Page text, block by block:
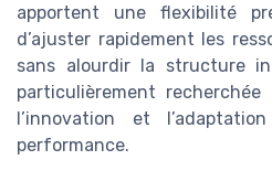
apportent une flexibilité
d’ajuster rapidement les
sans alourdir la structure
particulièrement
l’innovation et
performance.